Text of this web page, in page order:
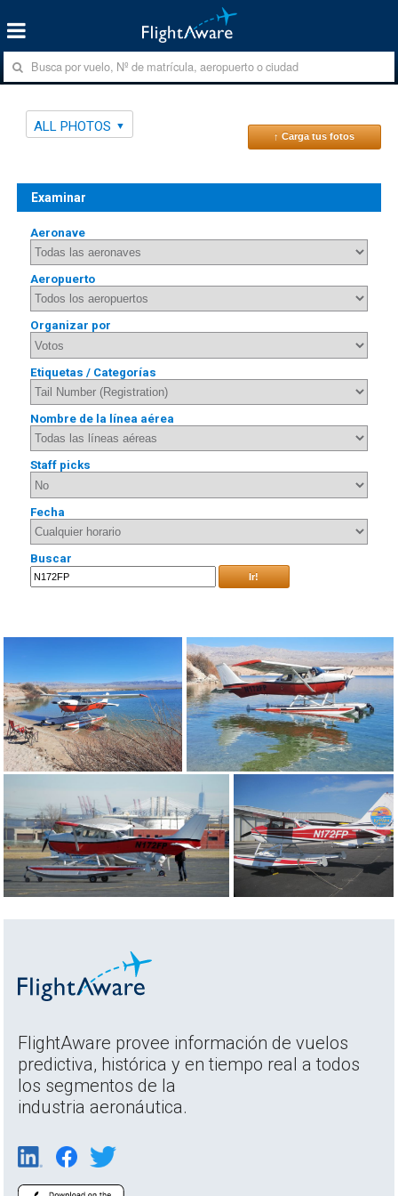
ALL PHOTOS
↑ Carga tus fotos
Examinar
Aeronave
Aeropuerto
Organizar por
Etiquetas / Categorías
Nombre de la línea aérea
Staff picks
Fecha
Buscar
Ir!
FlightAware provee información de vuelos
predictiva, histórica y en tiempo real a todos
los segmentos de la
industria aeronáutica.